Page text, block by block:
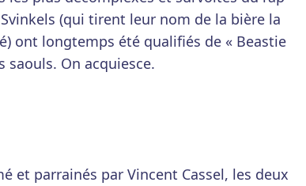
(qui tirent leur nom de la bière la
ont longtemps été qualifiés de « Beastie
saouls. On acquiesce.
et parrainés par Vincent Cassel, les deux